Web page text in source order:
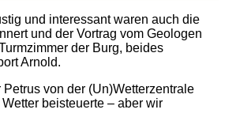
und interessant waren auch die
und der Vortrag vom Geologen
der Burg, beides
Arnold.
von der (Un)Wetterzentrale
beisteuerte – aber wir